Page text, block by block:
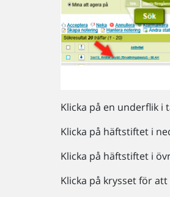
Klicka på en underflik
Klicka på häftstiftet i
Klicka på häftstiftet i
Klicka på krysset för